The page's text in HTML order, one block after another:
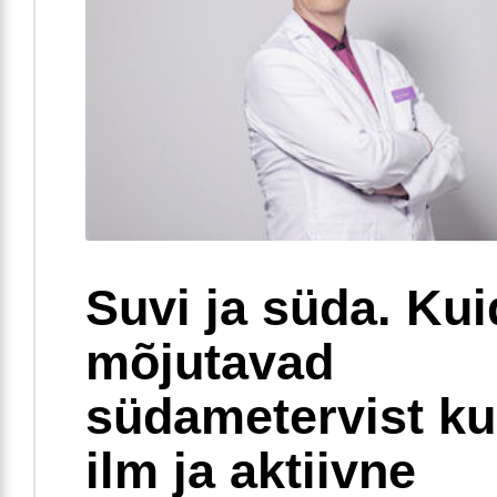
Suvi ja süda.
mõjutavad
südametervist
ilm ja aktiivne